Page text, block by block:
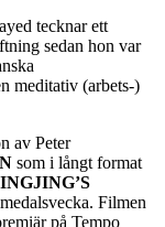
tecknar ett
sedan hon var
meditativ (arbets-)
av Peter
som i långt format
Filmen
på Tempo